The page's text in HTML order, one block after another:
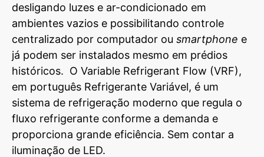
desligando luzes e ar-condicionado em
ambientes vazios e possibilitando controle
centralizado por computador ou smartphone e
já podem ser instalados mesmo em prédios
históricos. O Variable Refrigerant Flow (VRF),
em português Refrigerante Variável, é um
sistema de refrigeração moderno que regula o
fluxo refrigerante conforme a demanda e
proporciona grande eficiência. Sem contar a
iluminação de LED.